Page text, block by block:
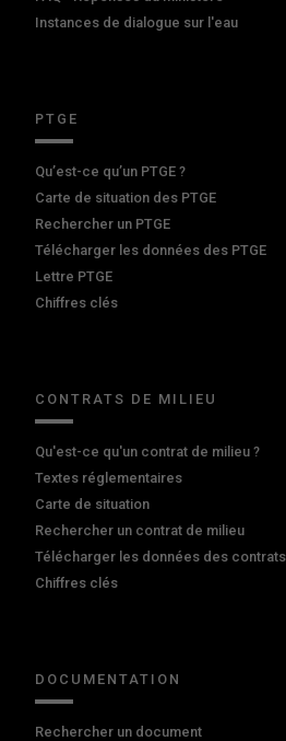
Instances de dialogue sur l'eau
PTGE
Qu’est-ce qu’un PTGE ?
Carte de situation des PTGE
Rechercher un PTGE
Télécharger les données des PTGE
Lettre PTGE
Chiffres clés
CONTRATS DE MILIEU
Qu'est-ce qu'un contrat de milieu ?
Textes réglementaires
Carte de situation
Rechercher un contrat de milieu
Télécharger les données des
Chiffres clés
DOCUMENTATION
Rechercher un document